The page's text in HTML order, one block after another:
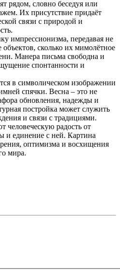
рядом, словно беседуя или
Их присутствие придаёт
связи с природой и
импрессионизма, передавая не
объектов, сколько их мимолётное
Манера письма свободна и
спонтанности и
в символическом изображении
спячки. Весна – это не
обновления, надежды и
постройка может служить
и связи с традициями.
человеческую радость от
и единение с ней. Картина
оптимизма и восхищения
мира.